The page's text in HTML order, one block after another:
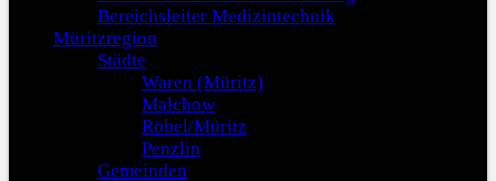
Bereichsleiter Medizintechnik
Müritzregion
Städte
Waren (Müritz)
Malchow
Röbel/Müritz
Penzlin
Gemeinden